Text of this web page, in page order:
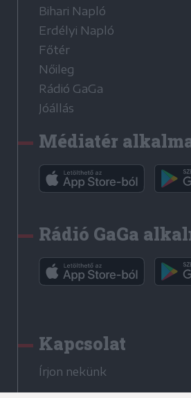
Bihari Napló
Erdélyi Napló
Főtér
Nőileg
Rádió GaGa
Jóállás
Médiatér
Rádió GaGa
Kapcsolat
Írjon nekünk